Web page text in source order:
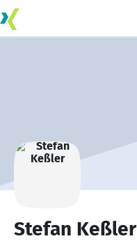
Stefan Keßler